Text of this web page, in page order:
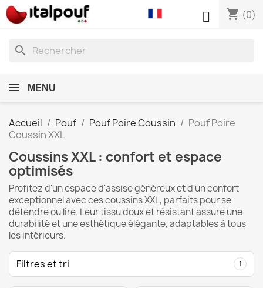
shopping_cart (0)

search
MENU
Accueil Pouf Pouf Poire Coussin
Pouf Poire
Coussin XXL
Coussins XXL : confort et espace
optimisés
Profitez d'un espace d'assise généreux et d'un confort
exceptionnel avec ces coussins XXL, parfaits pour se
détendre ou lire. Leur tissu doux et résistant assure une
durabilité et une esthétique élégante, adaptables à tous
les intérieurs.
Filtres et tri 1